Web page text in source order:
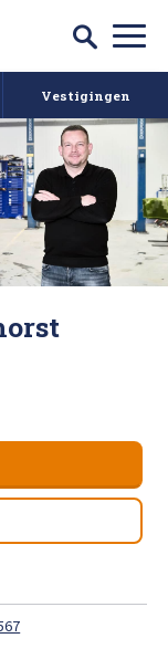
Vestigingen